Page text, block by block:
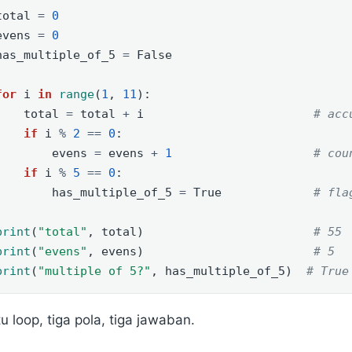
=
0
=
0
= False
i in range(1 , 11 ):
total
= total + i #
if i % 2 == 0 :
evens
= evens + 1
#
if i % 5 == 0 :
has_multiple_of_5
= True #
( "total" , total) # 55
( "evens" , evens) # 5
( "multiple of 5?" , has_multiple_of_5) # True
loop, tiga pola, tiga jawaban.